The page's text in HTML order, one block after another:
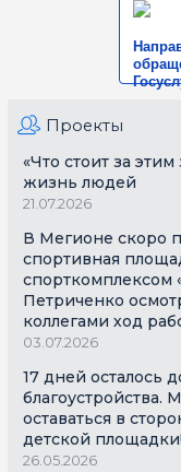
Проекты
«Что стоит за
жизнь людей
21.07.2026
В Мегионе скоро
спортивная
спорткомплексом
Петриченко
коллегами ход
03.07.2026
17 дней осталось
оставаться в
детской площадки!
26.05.2026